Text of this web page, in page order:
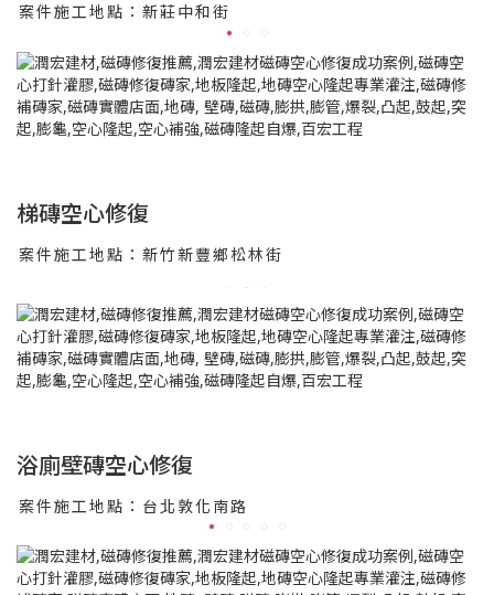
案件施工地點：新莊中和街
梯磚空心修復
案件施工地點：新竹新豐鄉松林街
浴廁壁磚空心修復
案件施工地點：台北敦化南路